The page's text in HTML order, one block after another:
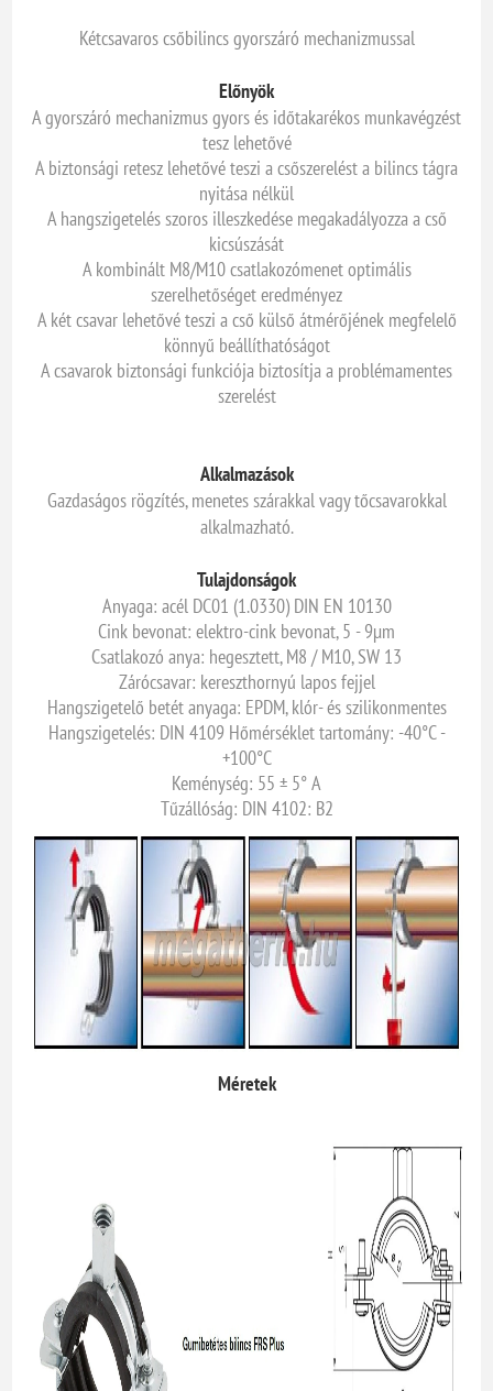
Kétcsavaros csőbilincs gyorszáró mechanizmussal
Előnyök
A gyorszáró mechanizmus gyors és időtakarékos munkavégzést
tesz lehetővé
A biztonsági retesz lehetővé teszi a csőszerelést a bilincs tágra
nyitása nélkül
A hangszigetelés szoros illeszkedése megakadályozza a cső
kicsúszását
A kombinált M8/M10 csatlakozómenet optimális
szerelhetőséget eredményez
A két csavar lehetővé teszi a cső külső átmérőjének megfelelő
könnyű beállíthatóságot
A csavarok biztonsági funkciója biztosítja a problémamentes
szerelést
Alkalmazások
Gazdaságos rögzítés, menetes szárakkal vagy tőcsavarokkal
alkalmazható.
Tulajdonságok
Anyaga: acél DC01 (1.0330) DIN EN 10130
Cink bevonat: elektro-cink bevonat, 5 - 9µm
Csatlakozó anya: hegesztett, M8 / M10, SW 13
Zárócsavar: kereszthornyú lapos fejjel
Hangszigetelő betét anyaga: EPDM, klór- és szilikonmentes
Hangszigetelés: DIN 4109 Hőmérséklet tartomány: -40°C -
+100°C
Keménység: 55 ± 5° A
Tűzállóság: DIN 4102: B2
Méretek